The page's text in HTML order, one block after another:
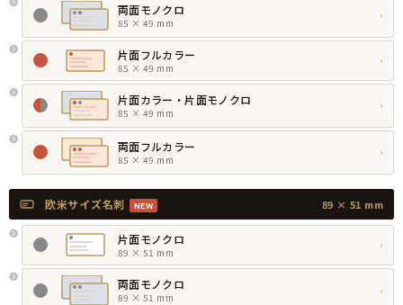
両面モノクロ
85 × 49 mm
›
片面フルカラー
85 × 49 mm
›
片面カラー・片面モノクロ
85 × 49 mm
›
両面フルカラー
85 × 49 mm
›
欧米サイズ名刺 NEW 89 × 51 mm
片面モノクロ
89 × 51 mm
›
両面モノクロ
89 × 51 mm
›